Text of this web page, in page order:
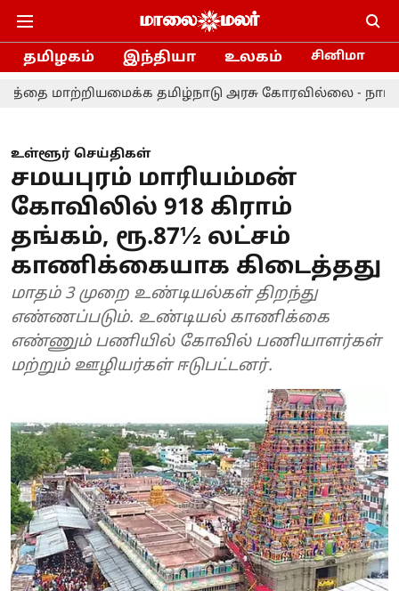
தமிழகம் இந்தியா உலகம் சினிமா
தமிழ்நாடு அரசு கோரவில்லை -
உள்ளூர் செய்திகள்
சமயபுரம் மாரியம்மன்
கோவிலில் 918 கிராம்
தங்கம், ரூ.87½ லட்சம்
காணிக்கையாக கிடைத்தது
மாதம் 3 முறை உண்டியல்கள் திறந்து
எண்ணப்படும். உண்டியல் காணிக்கை
எண்ணும் பணியில் கோவில் பணியாளர்கள்
மற்றும் ஊழியர்கள் ஈடுபட்டனர்.